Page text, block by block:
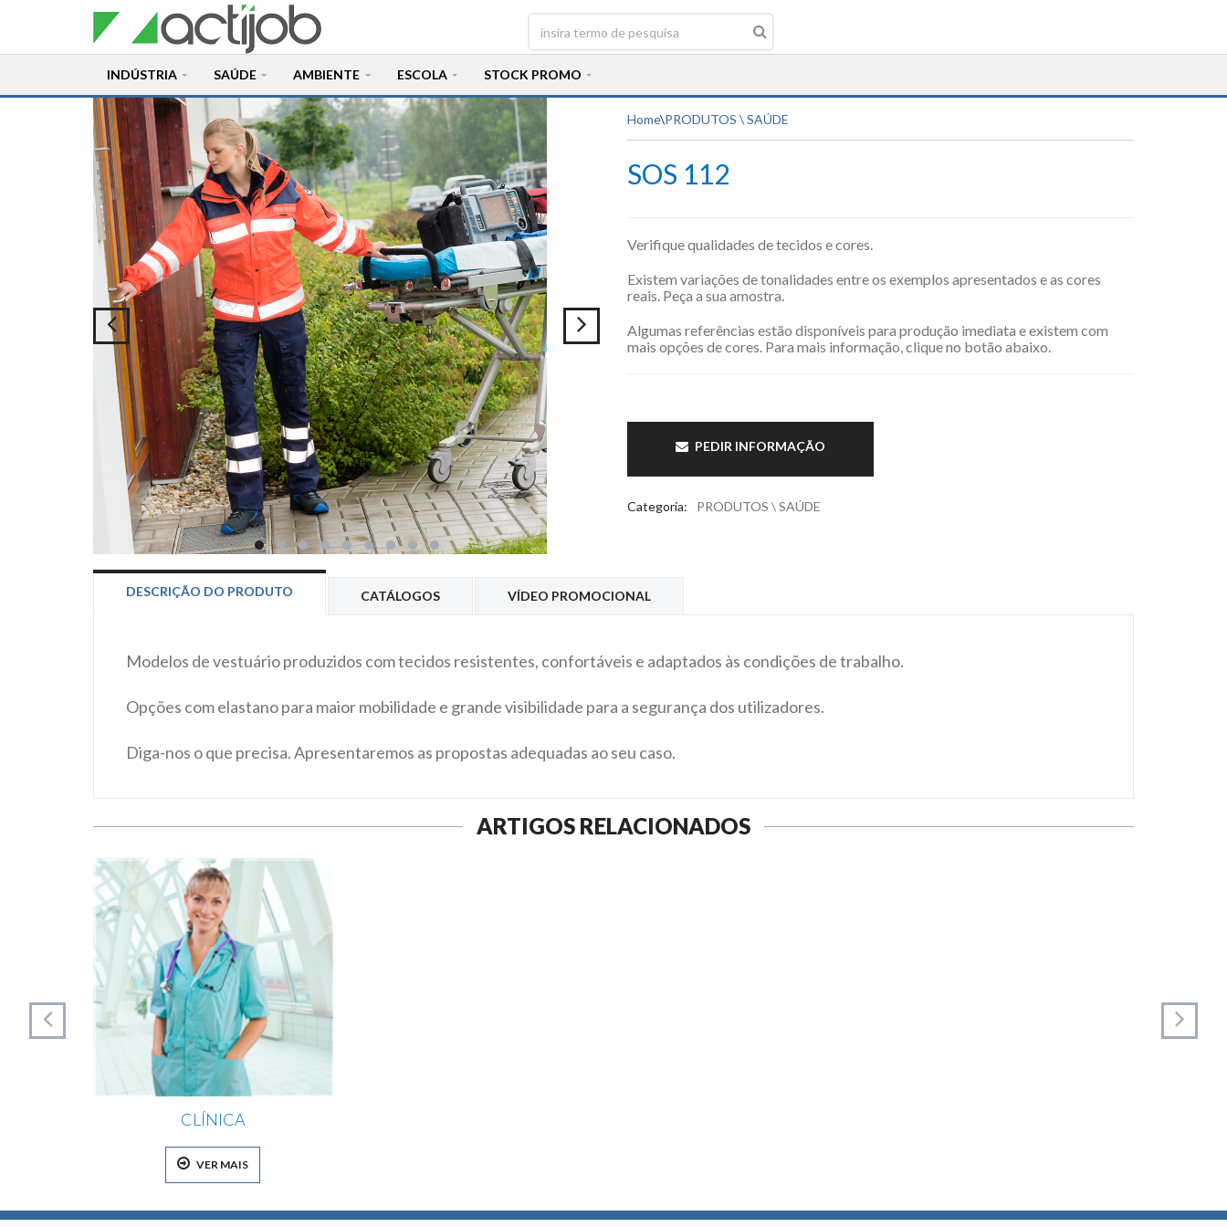
INDÚSTRIA SAÚDE AMBIENTE ESCOLA STOCK PROMO
Home\PRODUTOS \ SAÚDE
SOS 112
Verifique qualidades de tecidos e cores.
Existem variações de tonalidades entre os exemplos apresentados e as cores
reais. Peça a sua amostra.
Algumas referências estão disponíveis para produção imediata e existem com
mais opções de cores. Para mais informação, clique no botão abaixo.
PEDIR INFORMAÇÃO
Categoria: PRODUTOS \ SAÚDE
DESCRIÇÃO DO PRODUTO CATÁLOGOS VÍDEO PROMOCIONAL
Modelos de vestuário produzidos com tecidos resistentes, confortáveis e adaptados às condições de trabalho.
Opções com elastano para maior mobilidade e grande visibilidade para a segurança dos utilizadores.
Diga-nos o que precisa. Apresentaremos as propostas adequadas ao seu caso.
ARTIGOS RELACIONADOS
CLÍNICA
VER MAIS